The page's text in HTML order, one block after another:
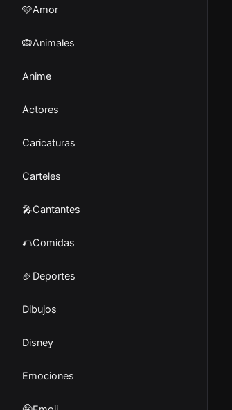
🩷Amor
🙉Animales
Anime
Actores
Caricaturas
Carteles
🎤Cantantes
🌮Comidas
🏈Deportes
Dibujos
Disney
Emociones